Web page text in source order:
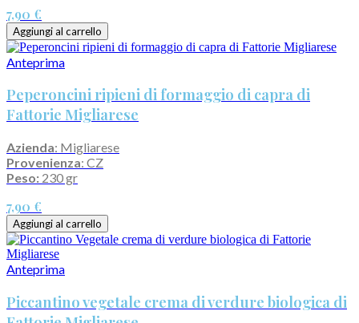
7,90 €
Aggiungi al carrello
Anteprima
Peperoncini ripieni di formaggio di capra di
Fattorie Migliarese
Azienda: Migliarese
Provenienza: CZ
Peso: 230 gr
7,90 €
Aggiungi al carrello
Anteprima
Piccantino vegetale crema di verdure biologica di